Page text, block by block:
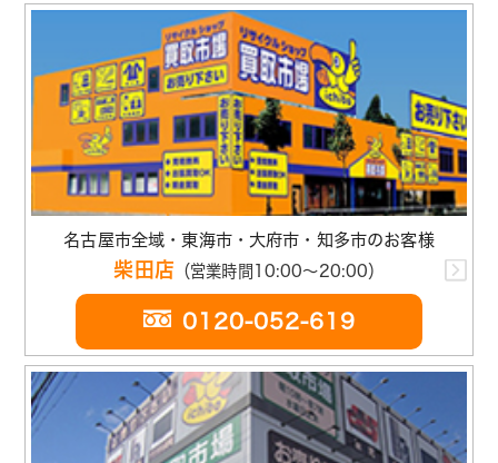
名古屋市全域・東海市・大府市・知多市のお客様
柴田店 （営業時間10:00～20:00）
0120-052-619